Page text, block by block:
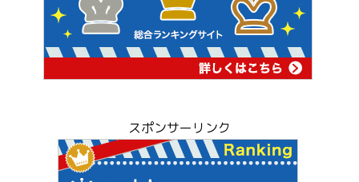
スポンサーリンク